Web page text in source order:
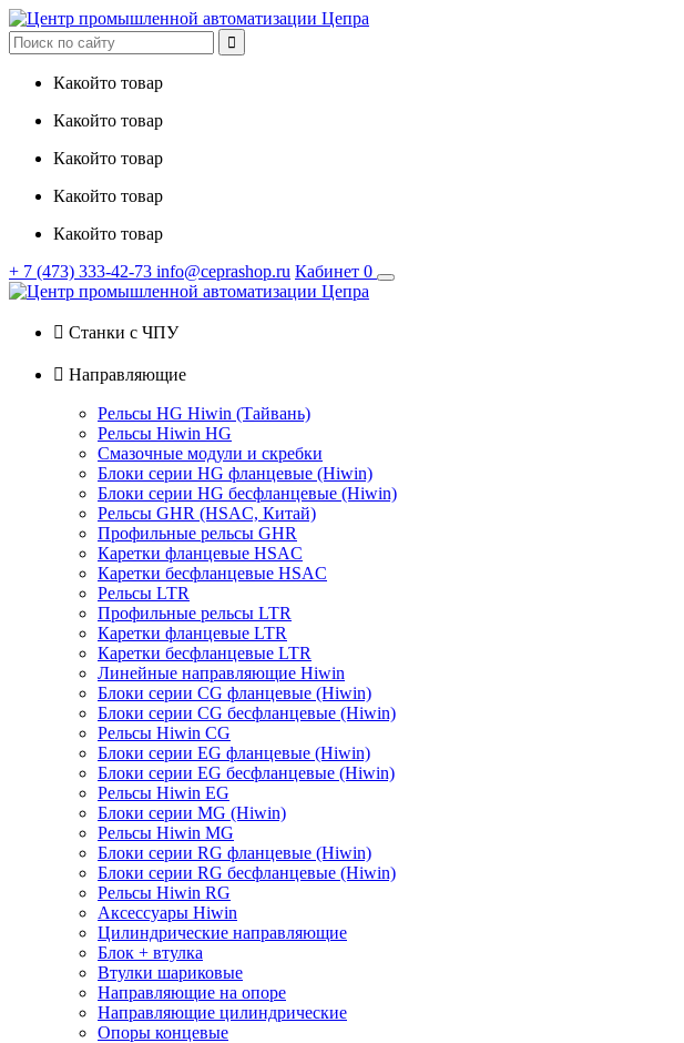

Какойто товар
Какойто товар
Какойто товар
Какойто товар
Какойто товар
+ 7 (473) 333-42-73 info@ceprashop.ru Кабинет 0
 Станки с ЧПУ
 Направляющие
Рельсы HG Hiwin (Тайвань)
Рельсы Hiwin HG
Смазочные модули и скребки
Блоки серии HG фланцевые (Hiwin)
Блоки серии HG бесфланцевые (Hiwin)
Рельсы GHR (HSAC, Китай)
Профильные рельсы GHR
Каретки фланцевые HSAC
Каретки бесфланцевые HSAC
Рельсы LTR
Профильные рельсы LTR
Каретки фланцевые LTR
Каретки бесфланцевые LTR
Линейные направляющие Hiwin
Блоки серии CG фланцевые (Hiwin)
Блоки серии CG бесфланцевые (Hiwin)
Рельсы Hiwin CG
Блоки серии EG фланцевые (Hiwin)
Блоки серии EG бесфланцевые (Hiwin)
Рельсы Hiwin EG
Блоки серии MG (Hiwin)
Рельсы Hiwin MG
Блоки серии RG фланцевые (Hiwin)
Блоки серии RG бесфланцевые (Hiwin)
Рельсы Hiwin RG
Аксессуары Hiwin
Цилиндрические направляющие
Блок + втулка
Втулки шариковые
Направляющие на опоре
Направляющие цилиндрические
Опоры концевые